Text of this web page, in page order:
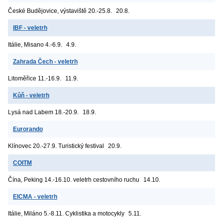
České Budějovice, výstaviště 20.-25.8. 20.8.
IBF - veletrh
Itálie, Misano 4.-6.9. 4.9.
Zahrada Čech - veletrh
Litoměřice 11.-16.9. 11.9.
Kůň - veletrh
Lysá nad Labem 18.-20.9. 18.9.
Eurorando
Klínovec 20.-27.9. Turistický festival 20.9.
COITM
Čína, Peking 14.-16.10. veletrh cestovního ruchu 14.10.
EICMA - veletrh
Itálie, Miláno 5.-8.11. Cyklistika a motocykly 5.11.